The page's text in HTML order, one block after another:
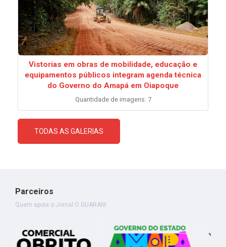
Vistorias em obras de mobilidade, educação e
equipamentos públicos integram agenda técnica
do Governo do Amapá em Oiapoque
Quantidade de imagens: 7
TODAS AS GALERIAS
Parceiros
Quem apoia o Jornal O GUARANI